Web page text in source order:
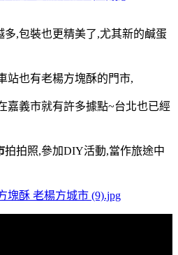
,包裝也更精美了,尤其新的鹹蛋
站也有老楊方塊酥的門市,
嘉義市就有許多據點~台北也已經
拍拍照,參加DIY活動,當作旅途中